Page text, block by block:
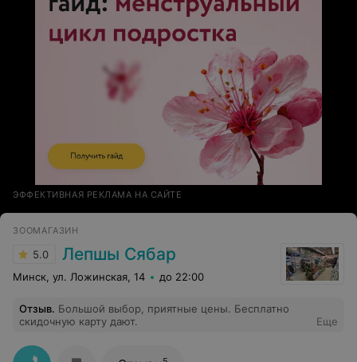
ЭФФЕКТИВНАЯ РЕКЛАМА НА САЙТЕ
ЗООМАГАЗИН
5.0 Лепшы Сябар
Минск, ул. Ложинская, 14 до 22:00
Отзыв. Большой выбор, приятные цены. Бесплатно
скидочную карту дают.
Еще